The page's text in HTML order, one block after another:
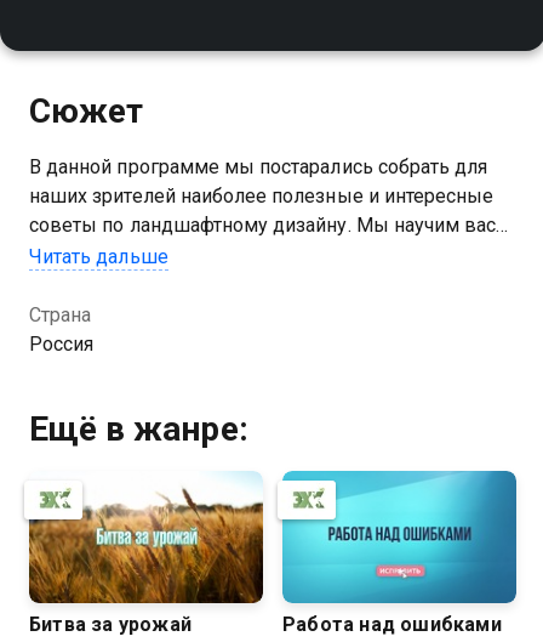
Сюжет
В данной программе мы постарались собрать для
наших зрителей наиболее полезные и интересные
советы по ландшафтному дизайну. Мы научим вас
воплощать все ваши идеи в жизнь
Читать дальше
Страна
Россия
Ещё в жанре:
Битва за урожай Работа над ошибками